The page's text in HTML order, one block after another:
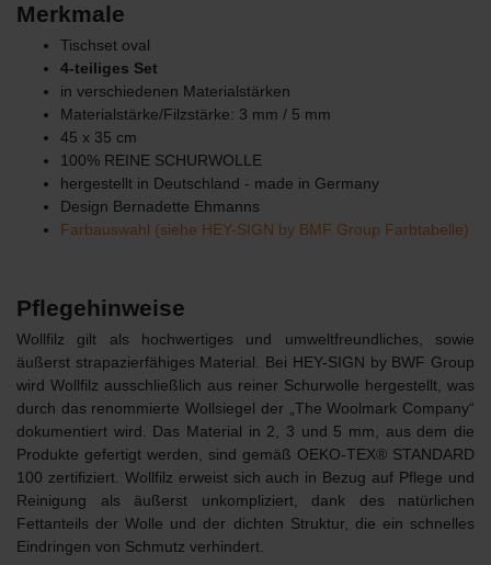
Merkmale
Tischset oval
4-teiliges Set
in verschiedenen Materialstärken
Materialstärke/Filzstärke: 3 mm / 5 mm
45 x 35 cm
100% REINE SCHURWOLLE
hergestellt in Deutschland - made in Germany
Design Bernadette Ehmanns
Farbauswahl (siehe HEY-SIGN by BMF Group Farbtabelle)
Pflegehinweise
Wollfilz gilt als hochwertiges und umweltfreundliches, sowie
äußerst strapazierfähiges Material. Bei HEY-SIGN by BWF Group
wird Wollfilz ausschließlich aus reiner Schurwolle hergestellt, was
durch das renommierte Wollsiegel der „The Woolmark Company“
dokumentiert wird. Das Material in 2, 3 und 5 mm, aus dem die
Produkte gefertigt werden, sind gemäß OEKO-TEX® STANDARD
100 zertifiziert. Wollfilz erweist sich auch in Bezug auf Pflege und
Reinigung als äußerst unkompliziert, dank des natürlichen
Fettanteils der Wolle und der dichten Struktur, die ein schnelles
Eindringen von Schmutz verhindert.